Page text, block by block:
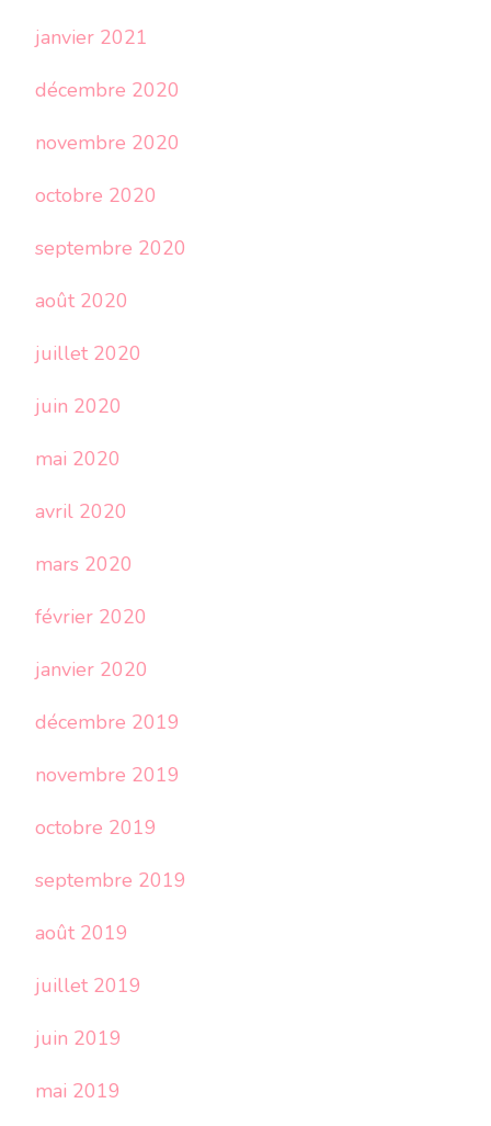
janvier 2021
décembre 2020
novembre 2020
octobre 2020
septembre 2020
août 2020
juillet 2020
juin 2020
mai 2020
avril 2020
mars 2020
février 2020
janvier 2020
décembre 2019
novembre 2019
octobre 2019
septembre 2019
août 2019
juillet 2019
juin 2019
mai 2019